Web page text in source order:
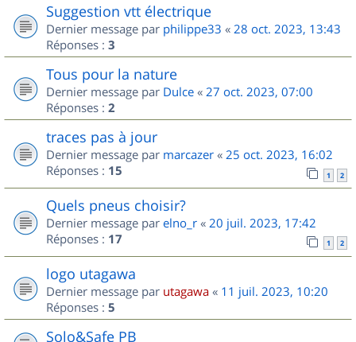
Suggestion vtt électrique
Dernier message par philippe33 « 28 oct. 2023, 13:43
Réponses : 3
Tous pour la nature
Dernier message par Dulce « 27 oct. 2023, 07:00
Réponses : 2
traces pas à jour
Dernier message par marcazer « 25 oct. 2023, 16:02
Réponses : 15 1 2
Quels pneus choisir?
Dernier message par elno_r « 20 juil. 2023, 17:42
Réponses : 17 1 2
logo utagawa
Dernier message par utagawa « 11 juil. 2023, 10:20
Réponses : 5
Solo&Safe PB